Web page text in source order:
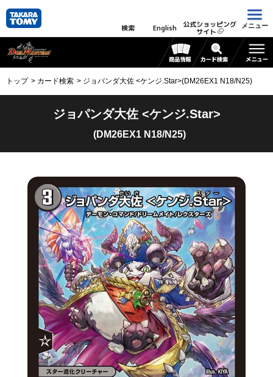
検索 English 公式ショッピング
サイト
メニュー
トップ カード検索 ジョパンダ大佐 <ケンジ.Star>(DM26EX1 N18/N25)
ジョパンダ大佐 <ケンジ.Star>
(DM26EX1 N18/N25)